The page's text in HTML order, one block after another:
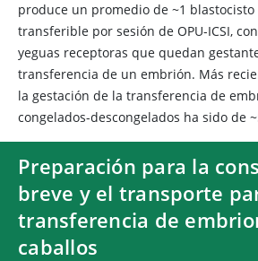
produce un promedio de ~1
transferible por sesión de OPU-ICSI,
yeguas receptoras que quedan
transferencia de un embrión. Más
la gestación de la transferencia de
congelados-descongelados ha sido de
Preparación para la
breve y el transporte
transferencia de
caballos